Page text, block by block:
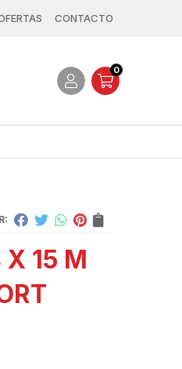
CONTACTO
0
X 15 M